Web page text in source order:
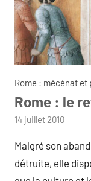
Rome : mécénat et
Rome : le
par
14 juillet 2010
Malgré son
détruite, elle